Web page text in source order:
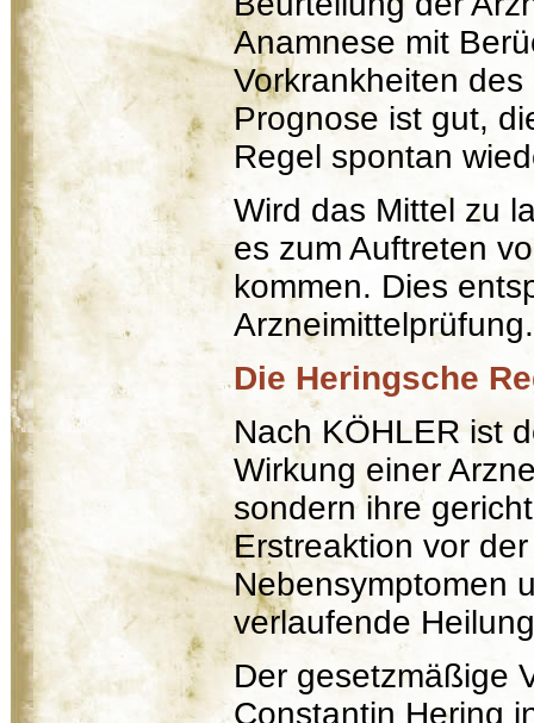
Anamnese mit
Vorkrankheiten
Prognose ist gut,
Regel spontan
Wird das Mittel zu
es zum Auftreten
kommen. Dies
Arzneimittelprüfung.
Die Heringsche
Nach KÖHLER ist
Wirkung einer
sondern ihre
Erstreaktion vor
Nebensymptomen
verlaufende
Der gesetzmäßige
Constantin Hering